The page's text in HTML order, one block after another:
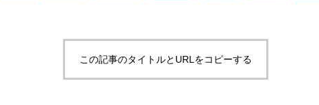
この記事のタイトルとURLをコピーする